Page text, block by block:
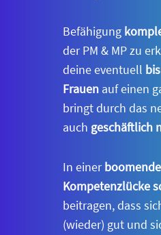
Befähigung
der PM & MP zu
deine eventuell
Frauenauf einen
bringt durch das
auch geschäftlich
In einer
Kompetenzlücke
beitragen, dass
(wieder) gut und